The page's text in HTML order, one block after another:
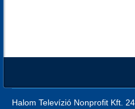
Halom Televízió Nonprofit Kft.